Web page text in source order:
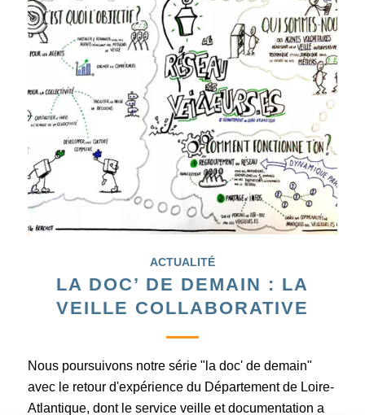
ACTUALITÉ
LA DOC’ DE DEMAIN : LA
VEILLE COLLABORATIVE
Nous poursuivons notre série "la doc' de demain"
avec le retour d'expérience du Département de Loire-
Atlantique, dont le service veille et documentation a